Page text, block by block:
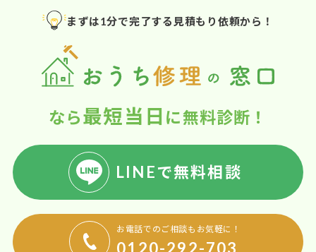
まずは1分で完了する見積もり依頼から！
なら最短当日 に無料診断！
LINEで無料相談
お電話でのご相談もお気軽に！
0120-292-703